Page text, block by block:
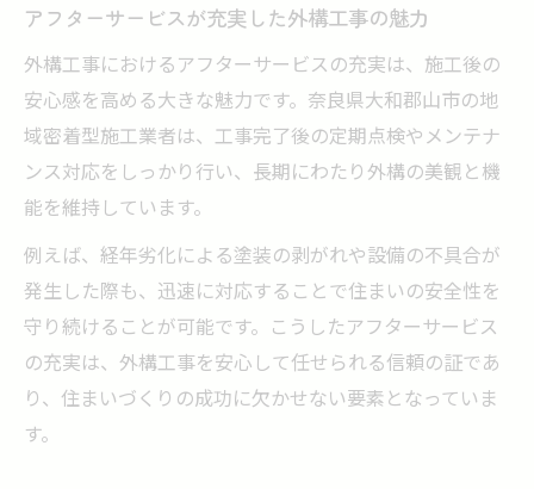
アフターサービスが充実した外構工事の魅力
外構工事におけるアフターサービスの充実は、施工後の
安心感を高める大きな魅力です。奈良県大和郡山市の地
域密着型施工業者は、工事完了後の定期点検やメンテナ
ンス対応をしっかり行い、長期にわたり外構の美観と機
能を維持しています。
例えば、経年劣化による塗装の剥がれや設備の不具合が
発生した際も、迅速に対応することで住まいの安全性を
守り続けることが可能です。こうしたアフターサービス
の充実は、外構工事を安心して任せられる信頼の証であ
り、住まいづくりの成功に欠かせない要素となっていま
す。